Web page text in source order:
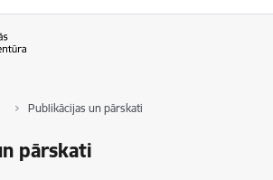
Publikācijas un pārskati
pārskati